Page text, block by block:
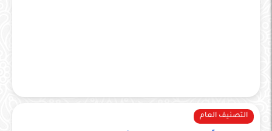
التصنيف العام